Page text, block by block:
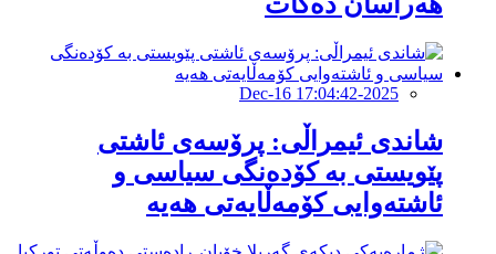
2025-Dec-16 17:04:42
شاندی ئیمراڵی: پرۆسەی ئاشتی
پێویستی بە کۆدەنگی سیاسی و
ئاشتەوایی کۆمەڵایەتی هەیە